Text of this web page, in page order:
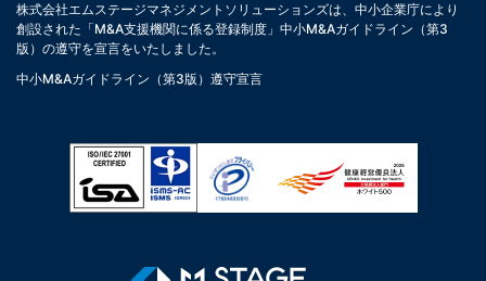
株式会社エムステージマネジメントソリューションズは、中小企業庁により
創設された「M&A支援機関に係る登録制度」中小M&Aガイドライン（第3
版）の遵守を宣言をいたしました。
中小M&Aガイドライン（第3版）遵守宣言